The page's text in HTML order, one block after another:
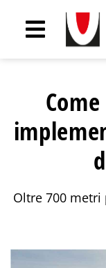
Oltre 700 metri